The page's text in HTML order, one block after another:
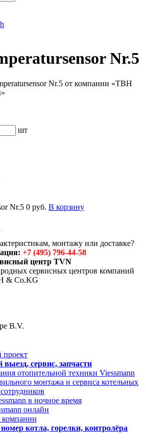
Nr.5
шт
Nr.5 0 руб. В корзину
монтажу или доставке?
+7 (495) 796-44-58
центр TVN
сервисных центров компаний
& Co.KG
B.V.
проект
сервис, запчасти
отопительной техники Viessmann
монтажа и сервиса котельных
в ночное время
онлайн
компании
котла, горелки, контролёра